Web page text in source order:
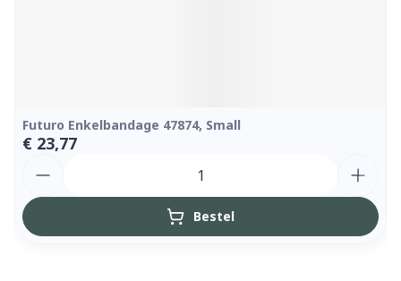
Futuro Enkelbandage 47874, Small
€ 23,77
Bestel